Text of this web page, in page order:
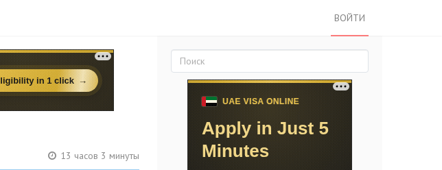
ВОЙТИ
13 часов 3 минуты